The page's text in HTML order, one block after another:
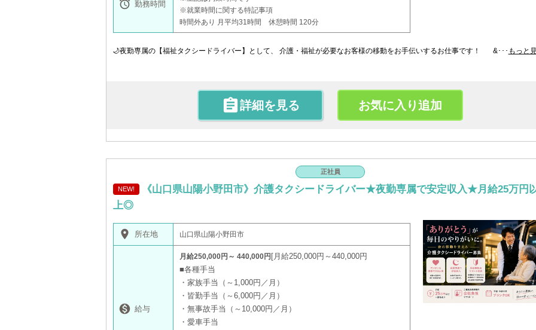
 勤務時間
※就業時間に関する特記事項
時間外あり 月平均31時間 休憩時間 120分
🌙夜勤専属の【福祉タクシードライバー】として、 介護・福祉が必要なお客様の移動をお手伝いするお仕事です！ &･･･ もっと
詳細を見る お気に入り追加
正社員
NEW!
《山口県山陽小野田市》介護タクシードライバー★夜勤専属で安定収入★月給25万円
上◎
place 所在地 山口県山陽小野田市
 給与
月給250,000円～ 440,000円 月給250,000円～440,000円
■各種手当
・家族手当（～1,000円／月）
・皆勤手当（～6,000円／月）
・無事故手当（～10,000円／月）
・愛車手当